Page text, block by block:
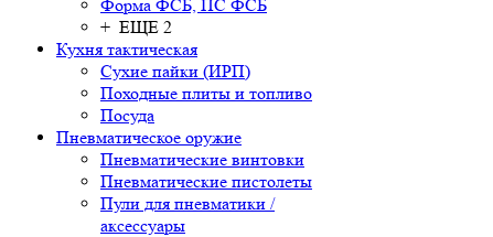
Форма ФСБ, ПС ФСБ
+ ЕЩЕ 2
Кухня тактическая
Сухие пайки (ИРП)
Походные плиты и топливо
Посуда
Пневматическое оружие
Пневматические винтовки
Пневматические пистолеты
Пули для пневматики /
аксессуары